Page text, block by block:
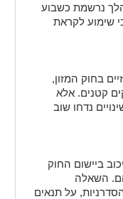
נרשמת כשבוע
שימוע לקראת
בחוק המזון,
קטנים. אלא
נדחו שוב
ביישום החוק
השאלה
על תנאים